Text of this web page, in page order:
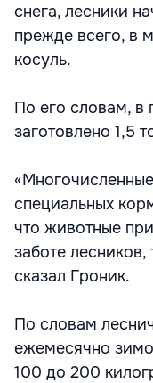
снега, лесники
прежде всего, в
косуль.
По его словам, в
заготовлено 1,5
специальных
что животные
заботе
сказал Гроник.
По словам
ежемесячно
100 до 200